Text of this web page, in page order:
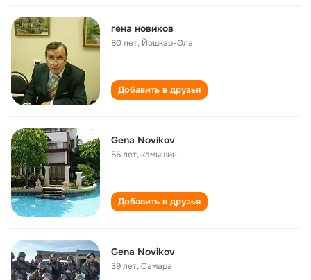
гена новиков
80 лет, Йошкар-Ола
Добавить в друзья
Gena Novikov
56 лет,камышин
Добавить в друзья
Gena Novikov
39 лет,Самара